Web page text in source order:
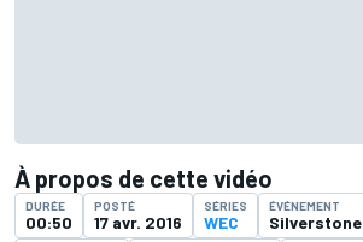
À propos de cette vidéo
DURÉE
00:50
POSTÉ
17 avr. 2016
SÉRIES
WEC
ÉVÉNEMENT
Silverstone